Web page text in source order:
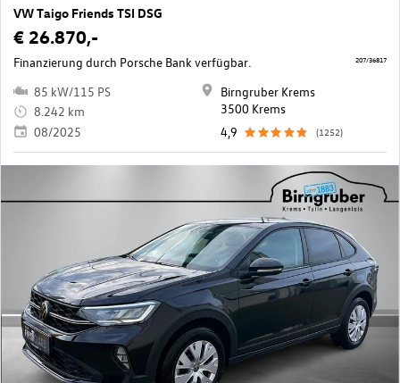
VW Taigo Friends TSI DSG
€ 26.870,-
Finanzierung durch Porsche Bank verfügbar.
85 kW/115 PS
8.242 km
08/2025
Birngruber Krems
3500 Krems
4,9
(1252)
207/36817